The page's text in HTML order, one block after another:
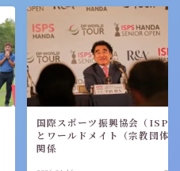
国際スポーツ振興協会（ISPS
とワールドメイト（宗教団体
関係